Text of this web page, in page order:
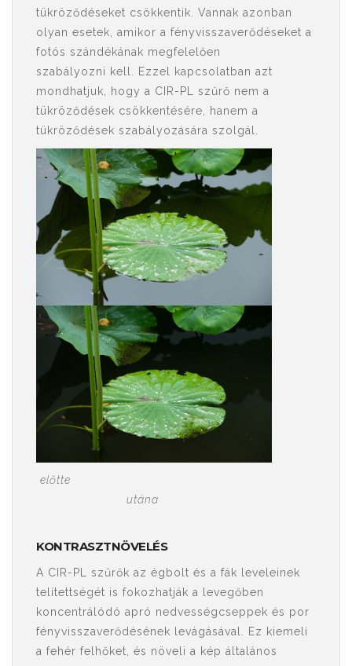
tükröződéseket csökkentik. Vannak azonban
olyan esetek, amikor a fényvisszaverődéseket a
fotós szándékának megfelelően
szabályozni kell. Ezzel kapcsolatban azt
mondhatjuk, hogy a CIR-PL szűrő nem a
tükröződések csökkentésére, hanem a
tükröződések szabályozására szolgál.
előtte
utána
KONTRASZTNÖVELÉS
A CIR-PL szűrők az égbolt és a fák leveleinek
telítettségét is fokozhatják a levegőben
koncentrálódó apró nedvességcseppek és por
fényvisszaverődésének levágásával. Ez kiemeli
a fehér felhőket, és növeli a kép általános